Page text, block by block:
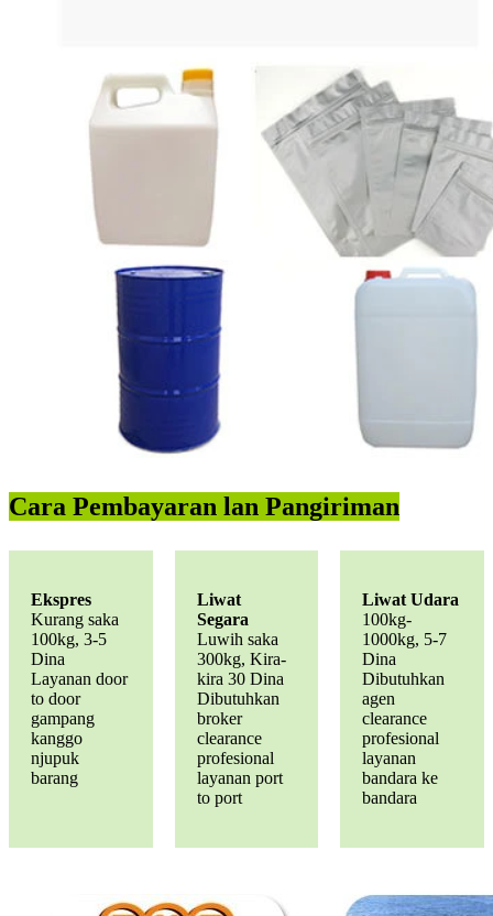
Cara Pembayaran lan Pangiriman
Ekspres
Kurang saka
100kg, 3-5
Dina
Layanan door
to door
gampang
kanggo
njupuk
barang
Liwat
Segara
Luwih saka
300kg, Kira-
kira 30 Dina
Dibutuhkan
broker
clearance
profesional
layanan port
to port
Liwat Udara
100kg-
1000kg, 5-7
Dina
Dibutuhkan
agen
clearance
profesional
layanan
bandara ke
bandara